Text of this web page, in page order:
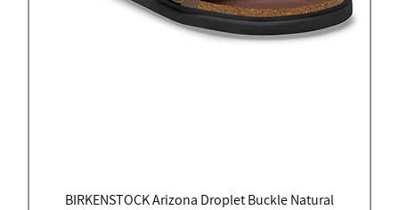
BIRKENSTOCK Arizona Droplet Buckle Natural